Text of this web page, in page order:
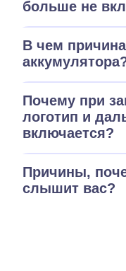
больше не
В чем
Почему при
логотип и
включается?
Причины,
слышит вас?